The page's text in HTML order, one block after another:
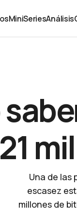
MiniSeriesAnálisis
de 21 millones de
21
Una de las
escasez
millones de